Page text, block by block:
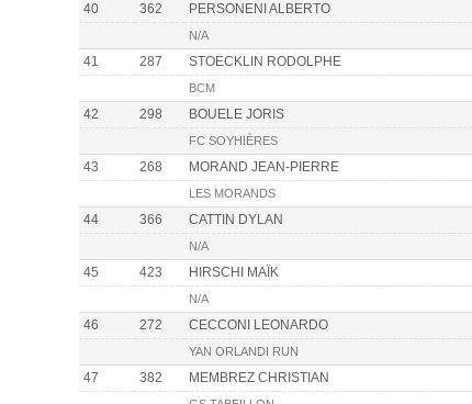
40 362 PERSONENI ALBERTO
N/A
41 287 STOECKLIN RODOLPHE
BCM
42 298 BOUELE JORIS
FC SOYHIÈRES
43 268 MORAND JEAN-PIERRE
LES MORANDS
44 366 CATTIN DYLAN
N/A
45 423 HIRSCHI MAÏK
N/A
46 272 CECCONI LEONARDO
YAN ORLANDI RUN
47 382 MEMBREZ CHRISTIAN